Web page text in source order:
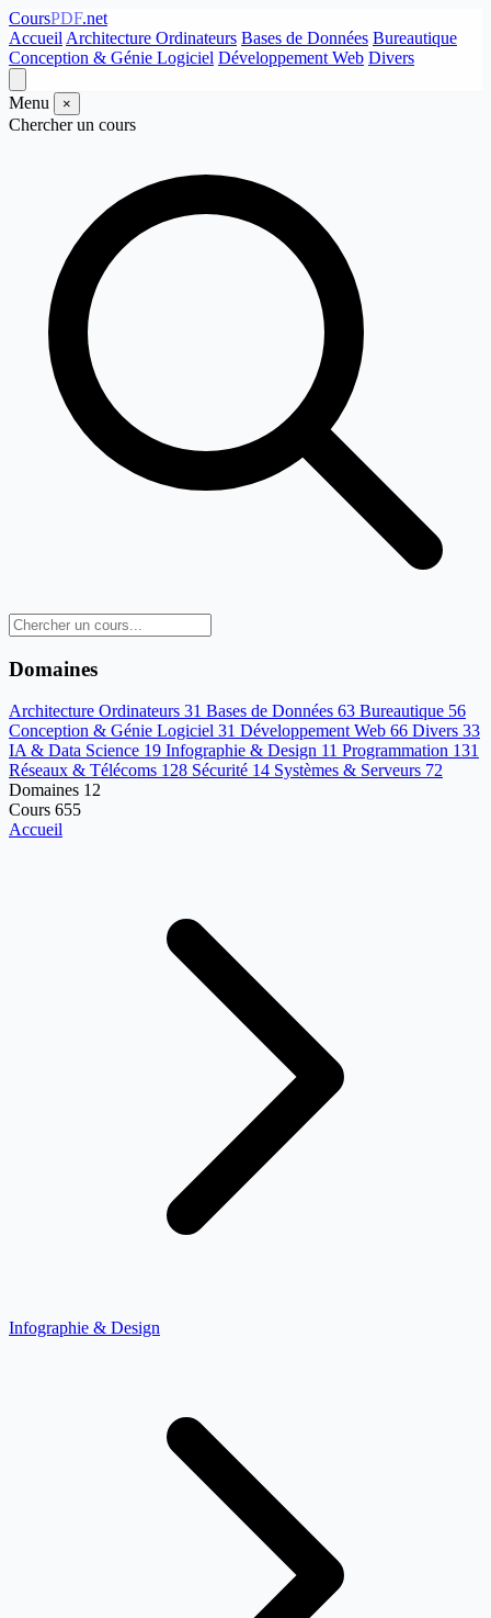
CoursPDF.net
Accueil Architecture Ordinateurs Bases de Données Bureautique
Conception & Génie Logiciel Développement Web Divers
Menu ×
Chercher un cours
Domaines
Architecture Ordinateurs 31 Bases de Données 63 Bureautique 56
Conception & Génie Logiciel 31 Développement Web 66 Divers 33
IA & Data Science 19 Infographie & Design 11 Programmation 131
Réseaux & Télécoms 128 Sécurité 14 Systèmes & Serveurs 72
Domaines 12
Cours 655
Accueil
Infographie & Design